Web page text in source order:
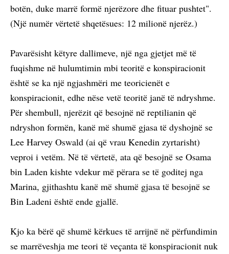
botën, duke marrë formë njerëzore dhe fituar pushtet".
(Një numër vërtetë shqetësues: 12 milionë njerëz.)
Pavarësisht këtyre dallimeve, një nga gjetjet më të
fuqishme në hulumtimin mbi teoritë e konspiracionit
është se ka një ngjashmëri me teoricienët e
konspiracionit, edhe nëse vetë teoritë janë të ndryshme.
Për shembull, njerëzit që besojnë në reptilianin që
ndryshon formën, kanë më shumë gjasa të dyshojnë se
Lee Harvey Oswald (ai që vrau Kenedin zyrtarisht)
veproi i vetëm. Në të vërtetë, ata që besojnë se Osama
bin Laden kishte vdekur më përara se të goditej nga
Marina, gjithashtu kanë më shumë gjasa të besojnë se
Bin Ladeni është ende gjallë.
Kjo ka bërë që shumë kërkues të arrijnë në përfundimin
se marrëveshja me teori të veçanta të konspiracionit nuk